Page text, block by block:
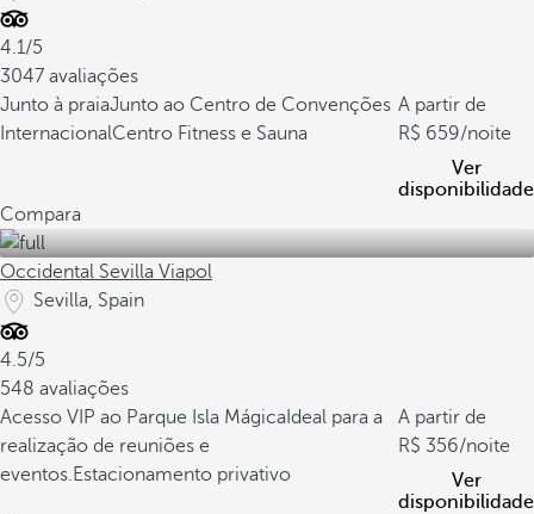
4.1/5
3047 avaliações
Junto à praiaJunto ao Centro de Convenções
InternacionalCentro Fitness e Sauna
A partir de
659/noite
Ver
disponibilidade
Compara
Occidental Sevilla Viapol
Sevilla, Spain
4.5/5
548 avaliações
Acesso VIP ao Parque Isla Mágica Ideal para a
realização de reuniões e
eventos.Estacionamento privativo
A partir de
356/noite
Ver
disponibilidade